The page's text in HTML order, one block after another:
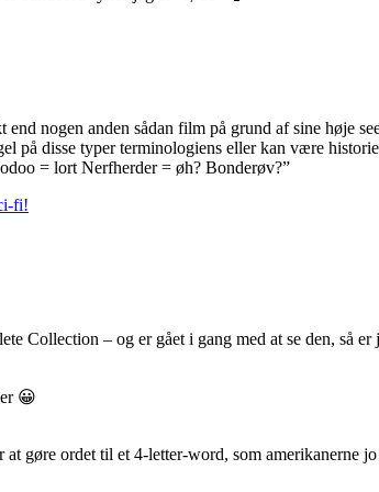
nogen anden sådan film på grund af sine høje
på disse typer terminologiens eller kan være
= lort Nerfherder = øh? Bonderøv?”
fi!
Collection – og er gået i gang med at se den, så er
😀
gøre ordet til et 4-letter-word, som amerikanerne jo